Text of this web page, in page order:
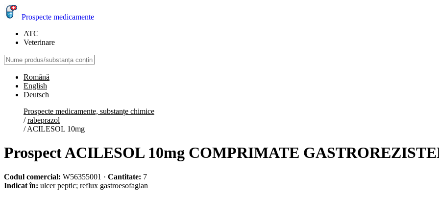
Prospecte medicamente
ATC
Veterinare
Română
English
Deutsch
Prospecte medicamente, substanțe chimice
/ rabeprazol
/ ACILESOL 10mg
Prospect ACILESOL 10mg COMPRIMATE
Codul comercial: W56355001 · Cantitate: 7
Indicat în: ulcer peptic; reflux gastroesofagian